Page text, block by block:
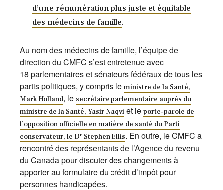
d’une rémunération plus juste et équitable
des médecins de famille
Au nom des médecins de famille, l’équipe de
direction du CMFC s’est entretenue avec
18 parlementaires et sénateurs fédéraux de tous les
partis politiques, y compris le ministre de la Santé,
Mark Holland, le secrétaire parlementaire auprès du
ministre de la Santé, Yasir Naqvi et le porte-parole de
l’opposition officielle en matière de santé du Parti
conservateur, le Dr Stephen Ellis. En outre, le CMFC a
rencontré des représentants de l’Agence du revenu
du Canada pour discuter des changements à
apporter au formulaire du crédit d’impôt pour
personnes handicapées.